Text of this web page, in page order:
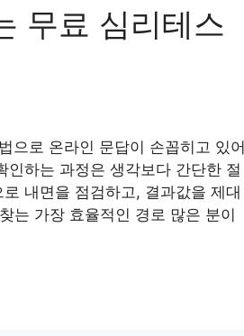
무료 심리테스
으로 온라인 문답이 손꼽히고 있어
하는 과정은 생각보다 간단한 절
내면을 점검하고, 결과값을 제대
는 가장 효율적인 경로 많은 분이